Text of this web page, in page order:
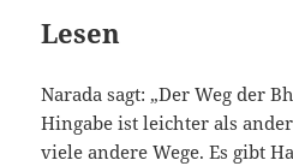
Lesen
Narada sagt: „Der Weg der
Hingabe ist leichter als
viele andere Wege. Es gibt